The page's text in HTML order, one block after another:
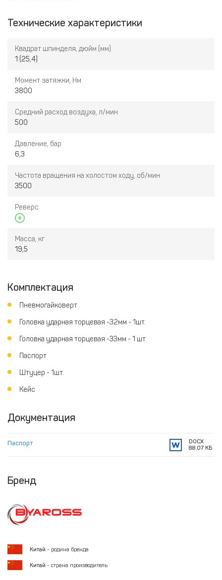
Технические характеристики
Квадрат шпинделя, дюйм (мм)
1 (25,4)
Момент затяжки, Нм
3800
Средний расход воздуха, л/мин
500
Давление, бар
6,3
Частота вращения на холостом ходу, об/мин
3500
Реверс
Масса, кг
19,5
Комплектация
Пневмогайковерт
Головка ударная торцевая -32мм - 1шт.
Головка ударная торцевая -33мм - 1 шт.
Паспорт
Штуцер - 1шт.
Кейс
Документация
Паспорт
DOCX
88.07 КБ
Бренд
Китай - родина бренда
Китай - страна производитель